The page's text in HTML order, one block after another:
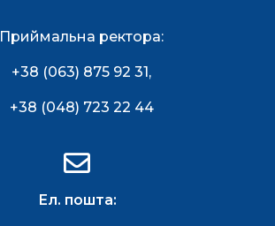
Приймальна ректора:
+38 (063) 875 92 31,
+38 (048) 723 22 44
Ел. пошта: